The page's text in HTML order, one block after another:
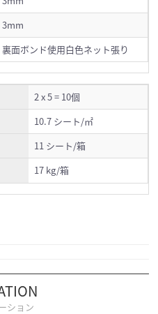
3mm
裏面ボンド使用白色ネット張り
2 x 5 = 10個
10.7 シート/㎡
11 シート/箱
17 kg/箱
ション